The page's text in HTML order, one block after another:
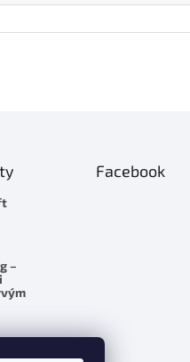
–
5.7
Facebook